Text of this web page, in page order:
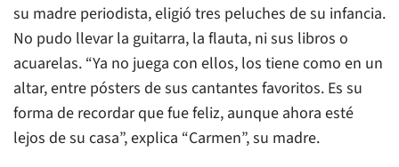
su madre periodista, eligió tres peluches de su infancia.
No pudo llevar la guitarra, la flauta, ni sus libros o
acuarelas. “Ya no juega con ellos, los tiene como en un
altar, entre pósters de sus cantantes favoritos. Es su
forma de recordar que fue feliz, aunque ahora esté
lejos de su casa”, explica “Carmen”, su madre.